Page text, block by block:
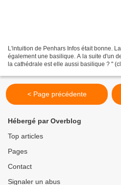
L'intuition de Penhars Infos était bonne.
également une basilique. A la suite d'un
la cathédrale est elle aussi basilique ? "
< Page précédente
Hébergé par Overblog
Top articles
Pages
Contact
Signaler un abus